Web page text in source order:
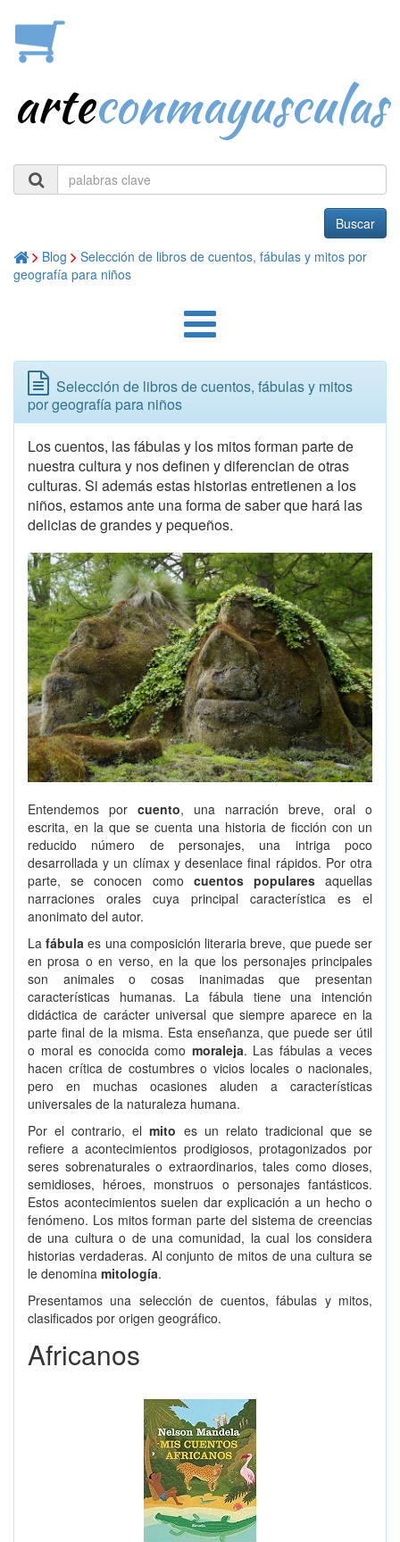
arteconmayusculas
Buscar
Blog
Selección de libros de cuentos, fábulas y mitos por
geografía para niños
Selección de libros de cuentos, fábulas y mitos
por geografía para niños
Los cuentos, las fábulas y los mitos forman parte de
nuestra cultura y nos definen y diferencian de otras
culturas. Si además estas historias entretienen a los
niños, estamos ante una forma de saber que hará las
delicias de grandes y pequeños.
Entendemos por cuento, una narración breve, oral o
escrita, en la que se cuenta una historia de ficción con un
reducido número de personajes, una intriga poco
desarrollada y un clímax y desenlace final rápidos. Por otra
parte, se conocen como cuentos popularesaquellas
narraciones orales cuya principal característica es el
anonimato del autor.
Lafábula es una composición literaria breve, que puede ser
en prosa o en verso, en la que los personajes principales
son animales o cosas inanimadas que presentan
características humanas. La fábula tiene una intención
didáctica de carácter universal que siempre aparece en la
parte final de la misma. Esta enseñanza, que puede ser útil
o moral es conocida como moraleja. Las fábulas a veces
hacen crítica de costumbres o vicios locales o nacionales,
pero en muchas ocasiones aluden a características
universales de la naturaleza humana.
Por el contrario, elmito es un relato tradicional que se
refiere a acontecimientos prodigiosos, protagonizados por
seres sobrenaturales o extraordinarios, tales como dioses,
semidioses, héroes, monstruos o personajes fantásticos.
Estos acontecimientos suelen dar explicación a un hecho o
fenómeno. Los mitos forman parte del sistema de creencias
de una cultura o de una comunidad, la cual los considera
historias verdaderas. Al conjunto de mitos de una cultura se
le denomina mitología.
Presentamos una selección de cuentos, fábulas y mitos,
clasificados por origen geográfico.
Africanos